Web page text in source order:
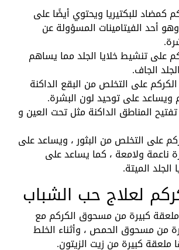
كمضاد للبكتيريا ويحتوي أيضًا على
فيتامين E وهو أحد الفيتامينات المسؤولة عن
على تنشيط خلايا الجلد مما يساهم
الجاف.
على التخلص من البقع الداكنة
على توحيد لون البشرة.
المناطق الداكنة مثل تحت العين و
على التخلص من البثور ، ويساعد على
ناعمة ولامعة ، كما يساعد على
الجلد الميتة.
لعلاج حب الشباب
ملعقة كبيرة من مسحوق الكركم مع
من مسحوق الحمص ، وأثناء الخلط
ملعقة كبيرة من زيت الزيتون.